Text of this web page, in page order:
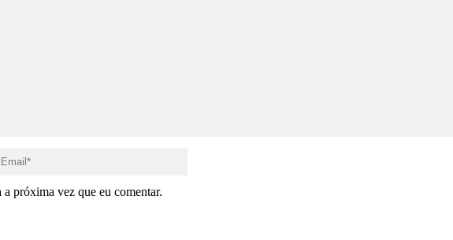
próxima vez que eu comentar.